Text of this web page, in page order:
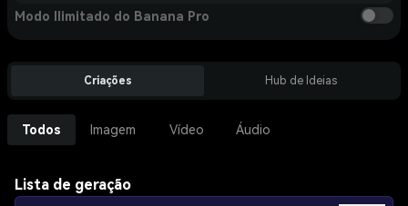
Modo Ilimitado do Banana Pro
Criações Hub de Ideias
Todos Imagem Vídeo Áudio
Lista de geração